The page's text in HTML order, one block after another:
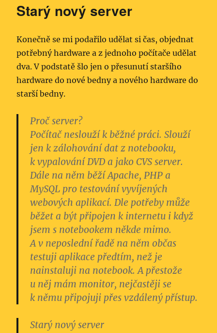
Starý nový server
Konečně se mi podařilo udělat si čas, objednat
potřebný hardware a z jednoho počítače udělat
dva. V podstatě šlo jen o přesunutí staršího
hardware do nové bedny a nového hardware do
starší bedny.
Proč server?
Počítač neslouží k běžné práci. Slouží
jen k zálohování dat z notebooku,
k vypalování DVD a jako CVS server.
Dále na něm běží Apache, PHP a
MySQL pro testování vyvíjených
webových aplikací. Dle potřeby může
běžet a být připojen k internetu i když
jsem s notebookem někde mimo.
A v neposlední řadě na něm občas
testuji aplikace předtím, než je
nainstaluji na notebook. A přestože
u něj mám monitor, nejčastěji se
k němu připojuji přes vzdálený přístup.
Starý nový server